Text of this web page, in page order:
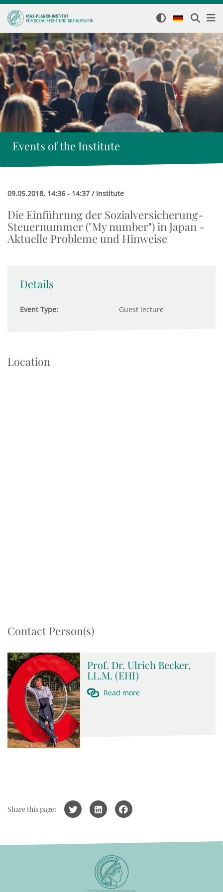
Events of the Institute
09.05.2018, 14:36 - 14:37 / Institute
Die Einführung der Sozialversicherung-
Steuernummer ("My number") in Japan -
Aktuelle Probleme und Hinweise
Details
Event Type: Guest lecture
Location
Contact Person(s)
Prof. Dr. Ulrich Becker,
LL.M. (EHI)
Read more
Share this page: